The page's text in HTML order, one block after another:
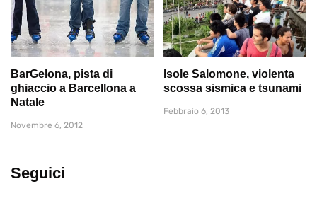
BarGelona, pista di
ghiaccio a Barcellona a
Natale
Novembre 6, 2012
Isole Salomone, violenta
scossa sismica e tsunami
Febbraio 6, 2013
Seguici